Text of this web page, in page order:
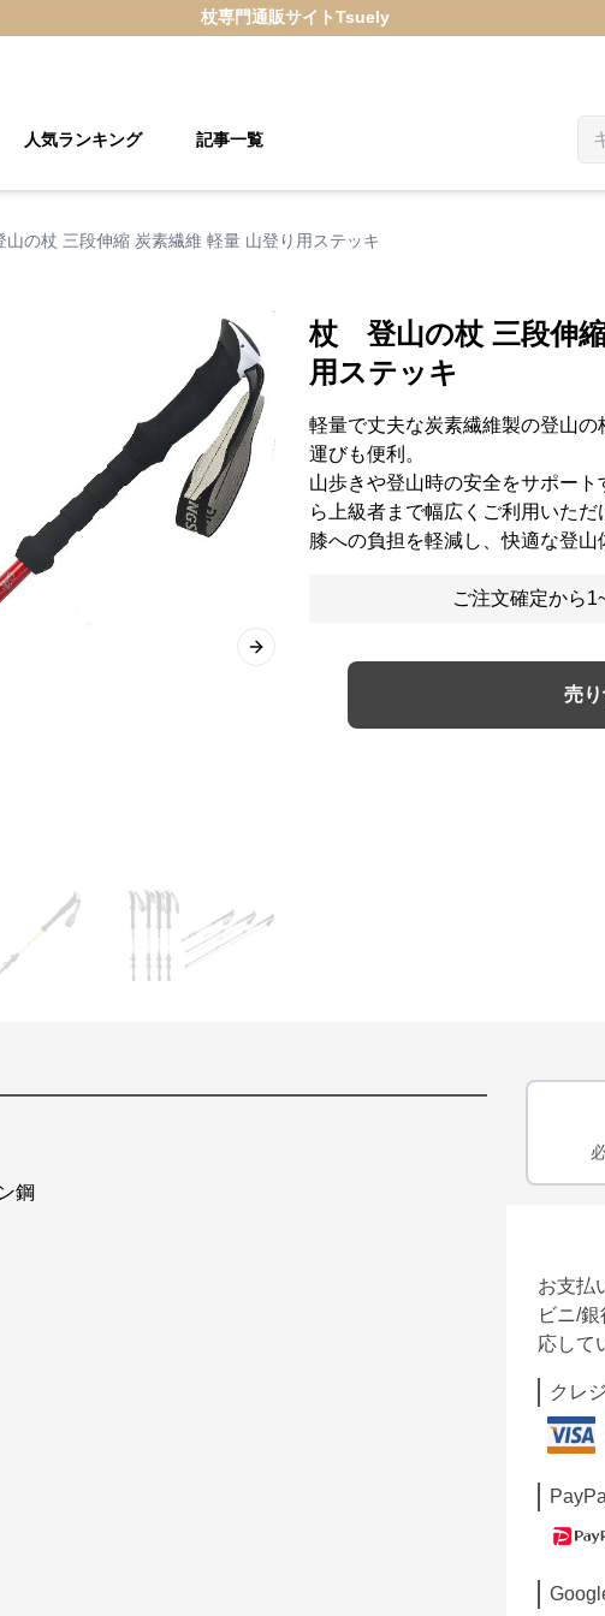
杖専門通販サイトTsuely
人気ランキング 記事一覧
の杖 三段伸縮 炭素繊維 軽量 山登り用ステッキ
Next slide
杖 登山の杖 三段伸
用ステッキ
軽量で丈夫な炭素繊維製の登山
運びも便利。
山歩きや登山時の安全をサポー
ら上級者まで幅広くご利用いただ
膝への負担を軽減し、快適な登山
ご注文確定から
売
鋼
お支払
ビニ/
応して
クレ